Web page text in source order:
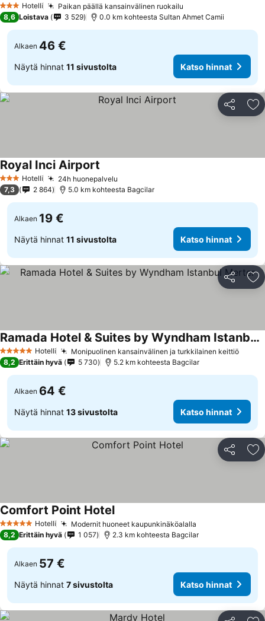
3 Tähtiluokitus
Hotelli Paikan päällä kansainvälinen ruokailu
8,6 Loistava 3 529 0.0 km kohteesta Sultan Ahmet Camii
Alkaen 46 €
Näytä hinnat 11 sivustolta Katso hinnat
Jaa
3 Tähtiluokitus
Hotelli 24h huonepalvelu
Royal Inci Airport
7,3 2 864 5.0 km kohteesta Bagcilar
Alkaen 19 €
Näytä hinnat 11 sivustolta Katso hinnat
Jaa
5 Tähtiluokitus
Hotelli Monipuolinen kansainvälinen ja turkkilainen keittiö
Ramada Hotel & Suites by Wyndham Istanbul Merter
8,2 Erittäin hyvä 5 730 5.2 km kohteesta Bagcilar
Alkaen 64 €
Näytä hinnat 13 sivustolta Katso hinnat
Jaa
5 Tähtiluokitus
Hotelli Modernit huoneet kaupunkinäköalalla
Comfort Point Hotel
8,2 Erittäin hyvä 1 057 2.3 km kohteesta Bagcilar
Alkaen 57 €
Näytä hinnat 7 sivustolta Katso hinnat